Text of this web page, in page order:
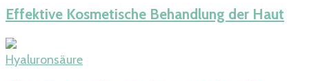
Effektive Kosmetische Behandlung der Haut
Hyaluronsäure